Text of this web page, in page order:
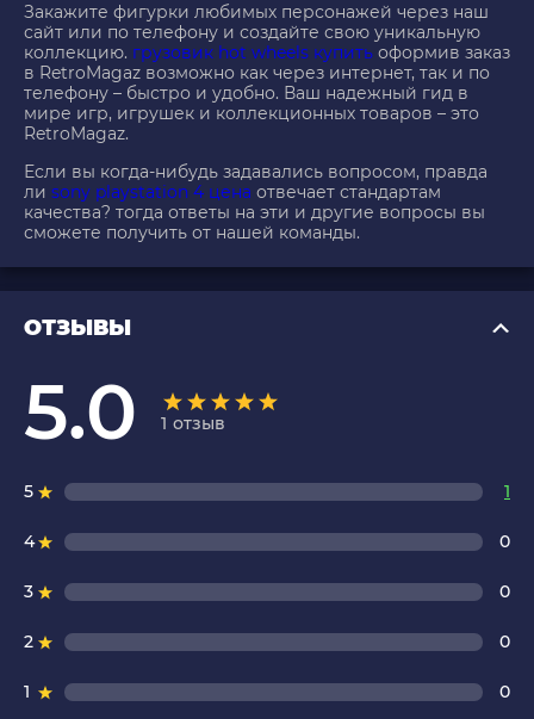
Закажите фигурки любимых персонажей через наш
сайт или по телефону и создайте свою уникальную
коллекцию. грузовик hot wheels купить оформив заказ
в RetroMagaz возможно как через интернет, так и по
телефону – быстро и удобно. Ваш надежный гид в
мире игр, игрушек и коллекционных товаров – это
RetroMagaz.
Если вы когда-нибудь задавались вопросом, правда
ли sony playstation 4 цена отвечает стандартам
качества? тогда ответы на эти и другие вопросы вы
сможете получить от нашей команды.
ОТЗЫВЫ
5.0 1 отзыв
5 1
4 0
3 0
2 0
1 0